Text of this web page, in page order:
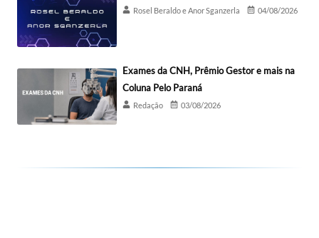
Rosel Beraldo e Anor Sganzerla 04/08/2026
Exames da CNH, Prêmio Gestor e mais na
Coluna Pelo Paraná
Redação 03/08/2026